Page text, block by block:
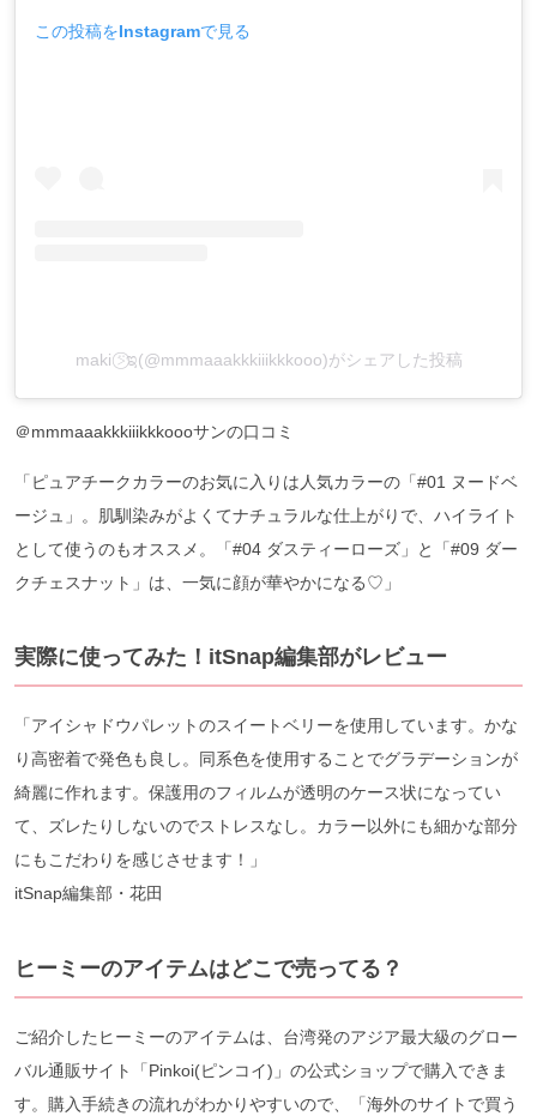
この投稿をInstagramで見る
maki ⍩⃝ಇ(@mmmaaakkkiiikkkooo)がシェアした投稿
＠mmmaaakkkiiikkkoooサンの口コミ
「ピュアチークカラーのお気に入りは人気カラーの「#01 ヌードベ
ージュ」。肌馴染みがよくてナチュラルな仕上がりで、ハイライト
として使うのもオススメ。「#04 ダスティーローズ」と「#09 ダー
クチェスナット」は、一気に顔が華やかになる♡」
実際に使ってみた！itSnap編集部がレビュー
「アイシャドウパレットのスイートベリーを使用しています。かな
り高密着で発色も良し。同系色を使用することでグラデーションが
綺麗に作れます。保護用のフィルムが透明のケース状になってい
て、ズレたりしないのでストレスなし。カラー以外にも細かな部分
にもこだわりを感じさせます！」
itSnap編集部・花⽥
ヒーミーのアイテムはどこで売ってる？
ご紹介したヒーミーのアイテムは、台湾発のアジア最大級のグロー
バル通販サイト「Pinkoi(ピンコイ)」の公式ショップで購入できま
す。購入手続きの流れがわかりやすいので、「海外のサイトで買う